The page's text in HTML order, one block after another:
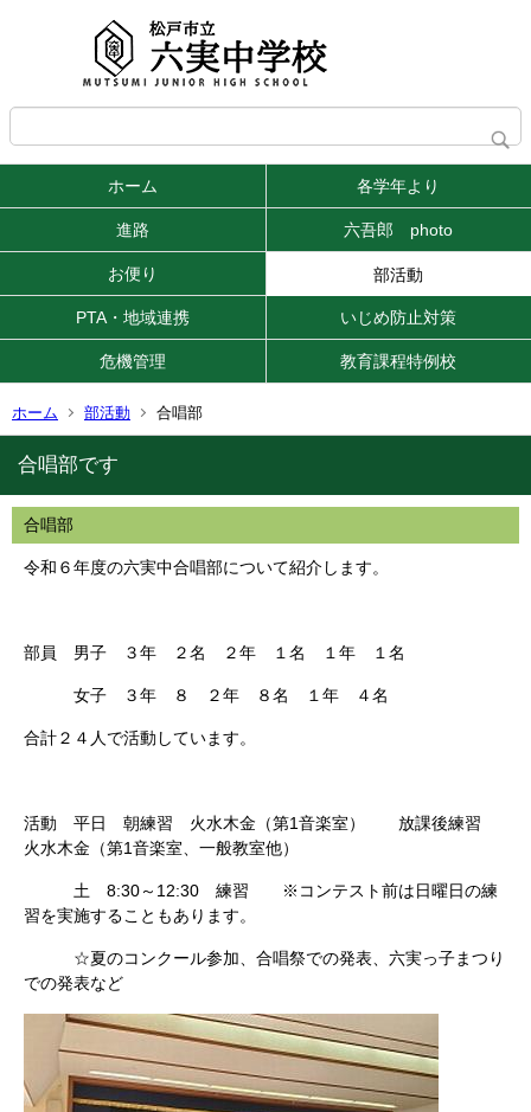
ホーム 各学年より
進路 六吾郎 photo
お便り 部活動
PTA・地域連携 いじめ防止対策
危機管理 教育課程特例校
ホーム 部活動 合唱部
合唱部です
合唱部
令和６年度の六実中合唱部について紹介します。
部員 男子 ３年 ２名 ２年 １名 １年 １名
女子 ３年 ８ ２年 ８名 １年 ４名
合計２４人で活動しています。
活動 平日 朝練習 火水木金（第1音楽室） 放課後練習
火水木金（第1音楽室、一般教室他）
土 8:30～12:30 練習 ※コンテスト前は日曜日の練
習を実施することもあります。
☆夏のコンクール参加、合唱祭での発表、六実っ子まつり
での発表など